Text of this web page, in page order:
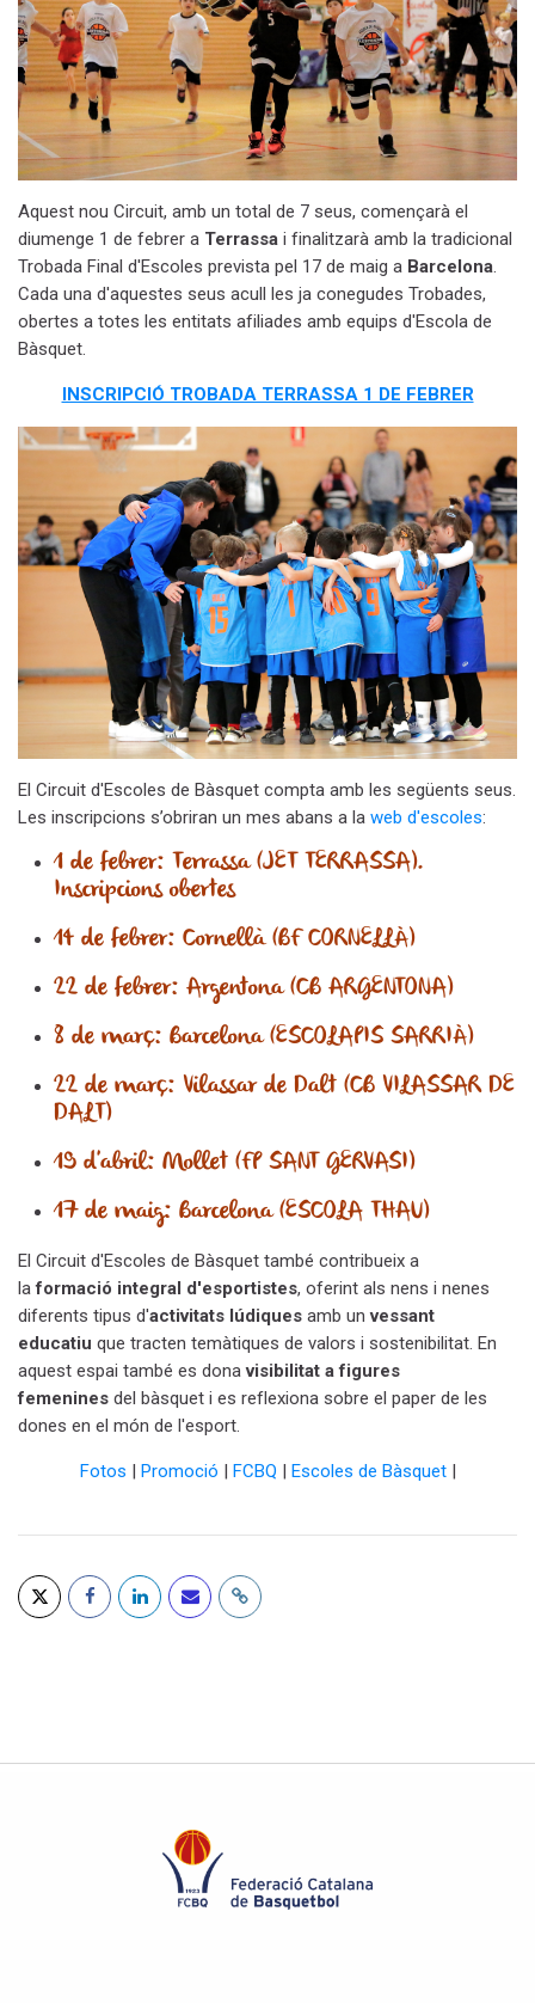
Aquest nou Circuit, amb un total de 7 seus, començarà el
diumenge 1 de febrer a Terrassa i finalitzarà amb la tradicional
Trobada Final d'Escoles prevista pel 17 de maig a Barcelona.
Cada una d'aquestes seus acull les ja conegudes Trobades,
obertes a totes les entitats afiliades amb equips d'Escola de
Bàsquet.
INSCRIPCIÓ TROBADA TERRASSA 1 DE FEBRER
El Circuit d'Escoles de Bàsquet compta amb les següents seus.
Les inscripcions s’obriran un mes abans a la web d'escoles:
1 de febrer: Terrassa (JET TERRASSA).
Inscripcions obertes
14 de febrer: Cornellà (BF CORNELLÀ)
22 de febrer: Argentona (CB ARGENTONA)
8 de març: Barcelona (ESCOLAPIS SARRIÀ)
22 de març: Vilassar de Dalt (CB VILASSAR DE
DALT)
19 d'abril: Mollet (FP SANT GERVASI)
17 de maig: Barcelona (ESCOLA THAU)
El Circuit d'Escoles de Bàsquet també contribueix a
laformació integral d'esportistes, oferint als nens i nenes
diferents tipus d'activitats lúdiques amb unvessant
educatiu que tracten temàtiques de valors i sostenibilitat. En
aquest espai també es donavisibilitat a figures
femenines del bàsquet i es reflexiona sobre el paper de les
dones en el món de l'esport.
Fotos Promoció FCBQ Escoles de Bàsquet|